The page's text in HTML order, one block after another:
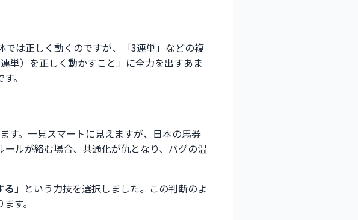
は正しく動くのですが、「3連単」などの複
単）を正しく動かすこと」に全力を出すあま
。
す。一見スマートに見えますが、日本の馬券
ルが絡む場合、共通化が仇となり、バグの温
」 という力技を選択しました。この判断のよ
す。